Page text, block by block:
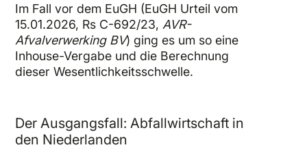
Im Fall vor dem EuGH (EuGH Urteil vom
15.01.2026, Rs C-692/23, AVR-
Afvalverwerking BV) ging es um so eine
Inhouse-Vergabe und die Berechnung
dieser Wesentlichkeitsschwelle.
Der Ausgangsfall: Abfallwirtschaft in
den Niederlanden